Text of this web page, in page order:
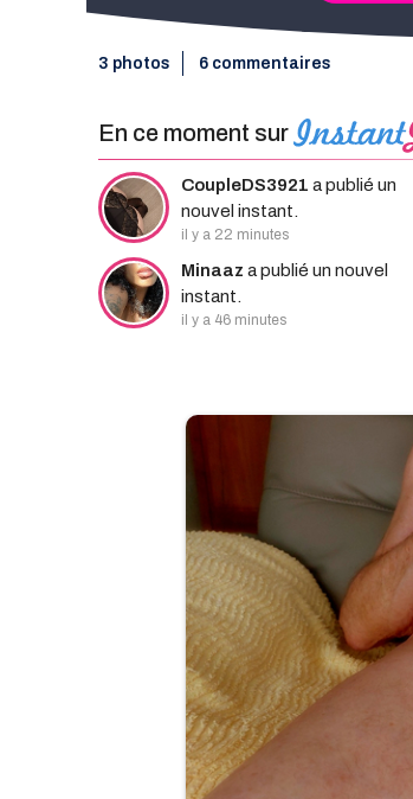
3 photos 6 commentaires
En ce moment sur
CoupleDS3921 a publié un
nouvel instant.
il y a 22 minutes
Minaaz a publié un nouvel
instant.
il y a 46 minutes